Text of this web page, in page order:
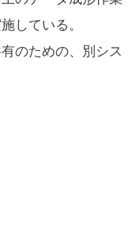
している。
のための、別シス